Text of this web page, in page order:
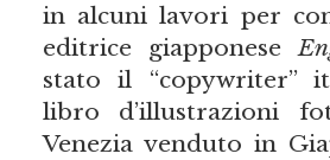
in alcuni lavori per
editrice giapponese
stato il “copywriter”
libro d’illustrazioni
Venezia venduto in